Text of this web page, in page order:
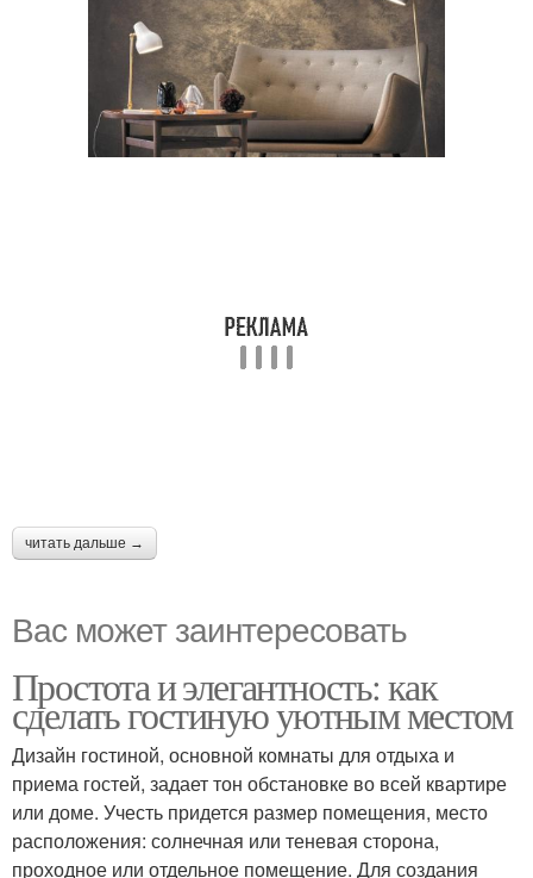
читать дальше →
Вас может заинтересовать
Простота и элегантность: как
сделать гостиную уютным местом
Дизайн гостиной, основной комнаты для отдыха и
приема гостей, задает тон обстановке во всей квартире
или доме. Учесть придется размер помещения, место
расположения: солнечная или теневая сторона,
проходное или отдельное помещение. Для создания